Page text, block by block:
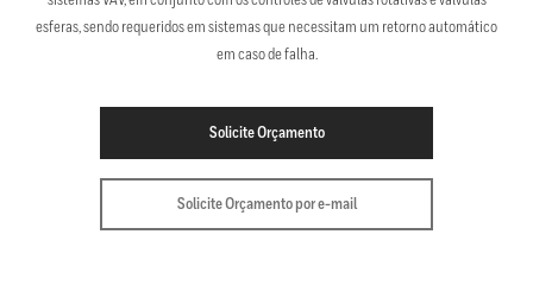
esferas, sendo requeridos em sistemas que necessitam um retorno automático
em caso de falha.
Solicite Orçamento
Solicite Orçamento por e-mail